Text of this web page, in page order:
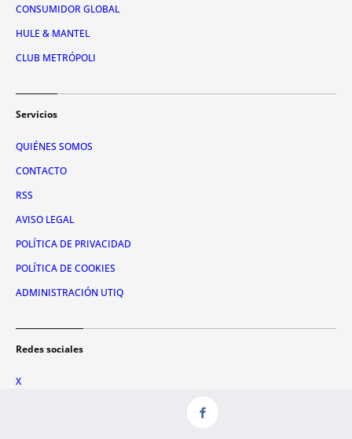
CONSUMIDOR GLOBAL
HULE & MANTEL
CLUB METRÓPOLI
Servicios
QUIÉNES SOMOS
CONTACTO
RSS
AVISO LEGAL
POLÍTICA DE PRIVACIDAD
POLÍTICA DE COOKIES
ADMINISTRACIÓN UTIQ
Redes sociales
X